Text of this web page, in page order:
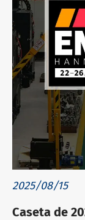
2025/08/15
Caseta de